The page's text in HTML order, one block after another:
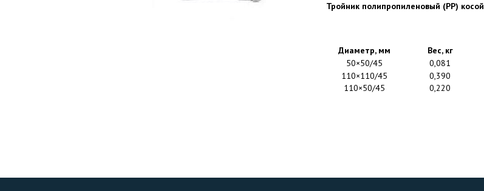
Тройник полипропиленовый (РР) косой
Диаметр, мм Вес, кг
50×50/45
0,081
110×110/45
0,390
110×50/45
0,220